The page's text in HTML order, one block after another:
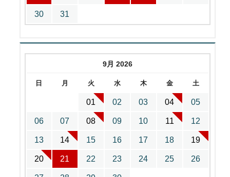
30 31
9月 2026
日 月 火 水 木 金 土
01 02 03 04 05
06 07 08 09 10 11 12
13 14 15 16 17 18 19
20 21 22 23 24 25 26